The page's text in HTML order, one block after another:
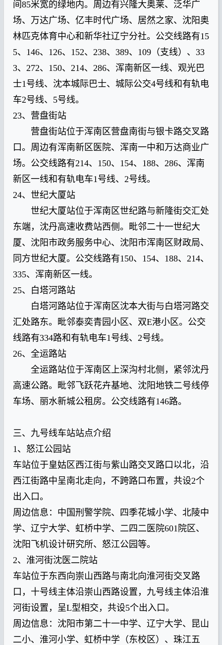
间85米宽的绿地内。周边有兴隆大奥莱、泛华广
场、万达广场、亿丰时代广场、居然之家、沈阳奥
林匹克体育中心和新华社辽宁分社。公交线路有15
5、146、126、152、238、389、109（支线）、33
3、272、150、214、286、浑南新区一线、观光巴
士1号线、沈本城际巴士、城际公交4号线和有轨电
车2号线、5号线。
23、营盘街站
营盘街站位于浑南区营盘南街与银卡路交叉路
口。周边有浑南新区医院、浑南一中和万达商业广
场。公交线路有214、150、154、188、286、浑南
新区一线和有轨电车1号线、2号线。
24、世纪大厦站
世纪大厦站位于浑南区世纪路与新隆街交汇处
东端，沈丹高速收费站西侧。毗邻二十一世纪大
厦、沈阳市政务服务中心、沈阳市浑南区财政局、
同方世纪大厦。公交线路有150、154、188、214、
335、浑南新区一线。
25、白塔河路站
白塔河路站位于浑南区沈本大街与白塔河路交
汇处路东。毗邻泰奕青园小区、双E港小区。公交
线路有334路和有轨电车1号线、2号线。
26、全运路站
全运路站位于浑南区上深沟村北侧，紧邻沈丹
高速公路。毗邻飞跃花卉基地、沈阳地铁二号线停
车场、丽水新城公租房。公交线路有146路。
三、九号线车站站点介绍
1、怒江公园站
车站位于皇姑区西江街与紫山路交叉路口以北，沿
西江街路中呈南北走向，不跨路口布置，共设2个
出入口。
周边信息：中国刑警学院、四季花城小学、北陵中
学、辽宁大学、虹桥中学、二四二医院601院区、
沈阳飞机设计研究所、怒江公园等。
2、淮河街沈医二院站
车站位于东西向崇山西路与南北向淮河街交叉路
口，十号线主体沿崇山西路设置，九号线主体沿淮
河街设置，呈L型相交，共设5个出入口。
周边信息：沈阳市第二十一中学、辽宁大学、昆山
二小、淮河小学、虹桥中学（东校区）、珠江五